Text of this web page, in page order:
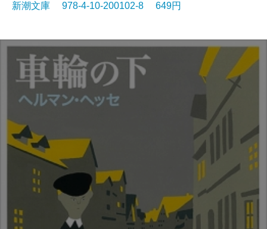
新潮文庫 978-4-10-200102-8 649円